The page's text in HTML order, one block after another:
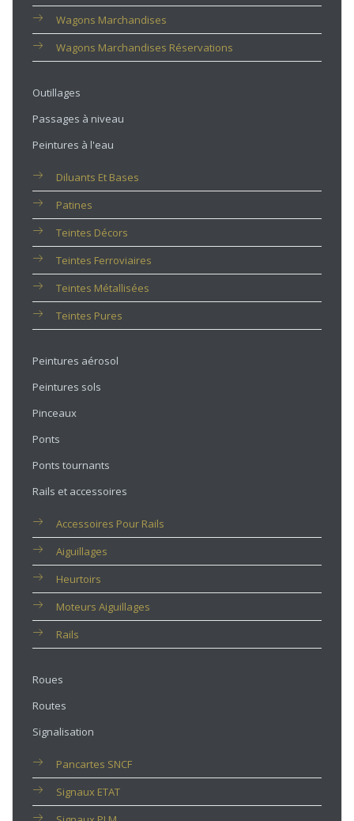
Wagons Marchandises
Wagons Marchandises Réservations
Outillages
Passages à niveau
Peintures à l'eau
Diluants Et Bases
Patines
Teintes Décors
Teintes Ferroviaires
Teintes Métallisées
Teintes Pures
Peintures aérosol
Peintures sols
Pinceaux
Ponts
Ponts tournants
Rails et accessoires
Accessoires Pour Rails
Aiguillages
Heurtoirs
Moteurs Aiguillages
Rails
Roues
Routes
Signalisation
Pancartes SNCF
Signaux ETAT